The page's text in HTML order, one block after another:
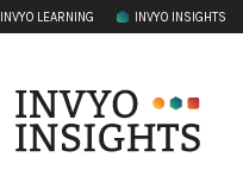
INVYO LEARNING INVYO INSIGHTS